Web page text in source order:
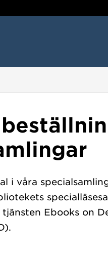
i våra
Ebooks on